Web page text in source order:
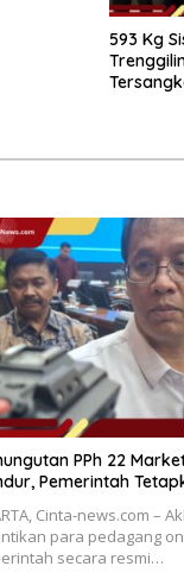
593 Kg
PPh 22
Pemerintah
Cinta-news.com –
para pedagang
secara resmi…